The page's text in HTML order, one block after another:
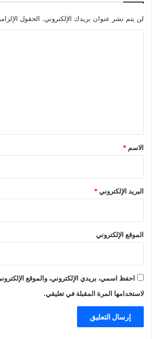
لن يتم نشر عنوان بريدك الإلكتروني. الحقول
*
الاسم *
البريد الإلكتروني*
الموقع الإلكتروني
احفظ اسمي، بريدي الإلكتروني، والموقع
لاستخدامها المرة المقبلة في تعليقي.